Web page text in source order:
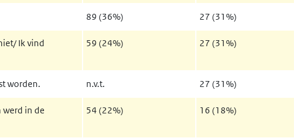
89 (36%) 27 (31%)
Ik vind
59 (24%) 27 (31%)
worden. n.v.t. 27 (31%)
in de
54 (22%) 16 (18%)